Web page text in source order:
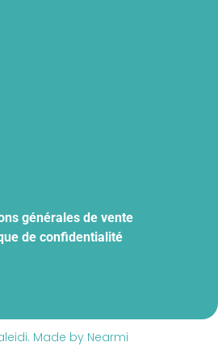
générales de vente
de confidentialité
Made by Nearmi